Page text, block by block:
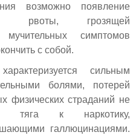
возможно появление
рвоты, грозящей
симптомов
с собой.
сильным
болями, потерей
физических страданий не
тяга к наркотику,
галлюцинациями.